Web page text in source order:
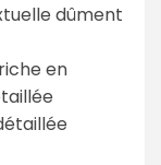
dûment
en